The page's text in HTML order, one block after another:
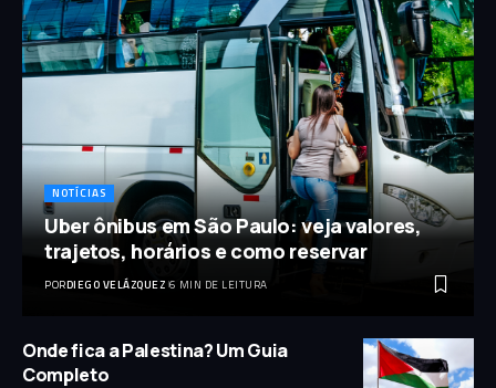
NOTÍCIAS
Uber ônibus em São Paulo: veja valores,
trajetos, horários e como reservar
PORDIEGO VELÁZQUEZ 6 MIN DE LEITURA
Onde fica a Palestina? Um Guia
Completo